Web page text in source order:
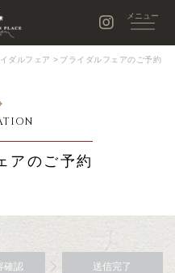
ダルフェア > ブライダルフェアのご予約
アのご予約
確認 送信完了